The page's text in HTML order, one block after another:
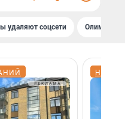
удаляют соцсети